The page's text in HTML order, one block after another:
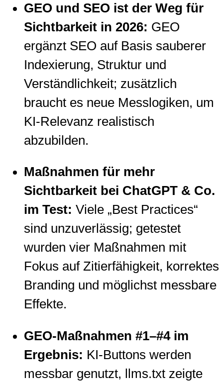
GEO und SEO ist der Weg für
Sichtbarkeit in 2026: GEO
ergänzt SEO auf Basis sauberer
Indexierung, Struktur und
Verständlichkeit; zusätzlich
braucht es neue Messlogiken, um
KI-Relevanz realistisch
abzubilden.
Maßnahmen für mehr
Sichtbarkeit bei ChatGPT & Co.
im Test: Viele „Best Practices“
sind unzuverlässig; getestet
wurden vier Maßnahmen mit
Fokus auf Zitierfähigkeit, korrektes
Branding und möglichst messbare
Effekte.
GEO-Maßnahmen #1–#4 im
Ergebnis: KI-Buttons werden
messbar genutzt, llms.txt zeigte